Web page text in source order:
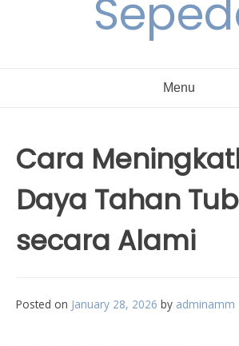
Menu
Cara
Daya Tahan
secara Alami
Posted on January 28, 2026 by adminamm